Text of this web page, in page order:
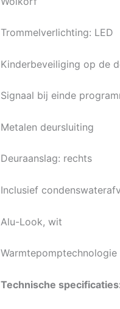
Trommelverlichting: LED
Kinderbeveiliging op de
Signaal bij einde
Metalen deursluiting
Deuraanslag: rechts
Inclusief
Alu-Look, wit
Technische